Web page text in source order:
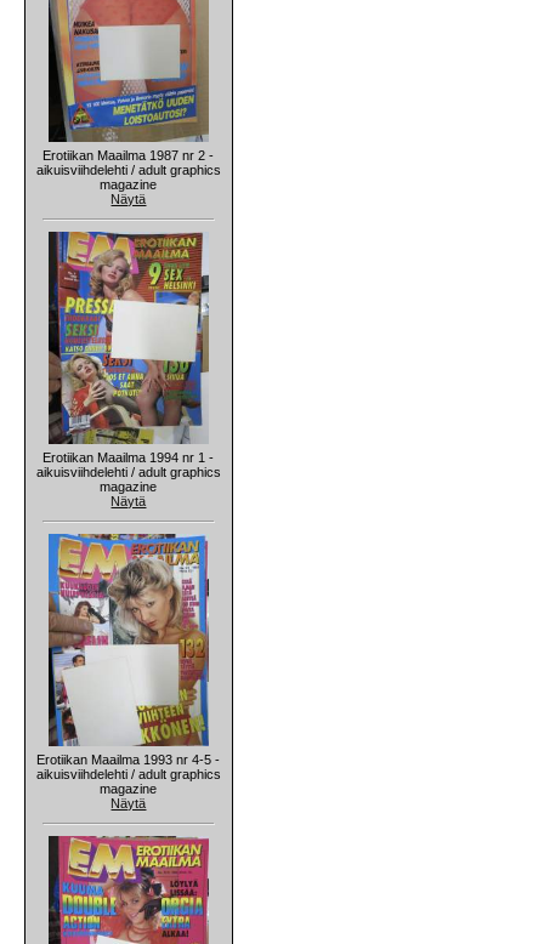
Erotiikan Maailma 1987 nr 2 -
aikuisviihdelehti / adult graphics
magazine
Näytä
Erotiikan Maailma 1994 nr 1 -
aikuisviihdelehti / adult graphics
magazine
Näytä
Erotiikan Maailma 1993 nr 4-5 -
aikuisviihdelehti / adult graphics
magazine
Näytä